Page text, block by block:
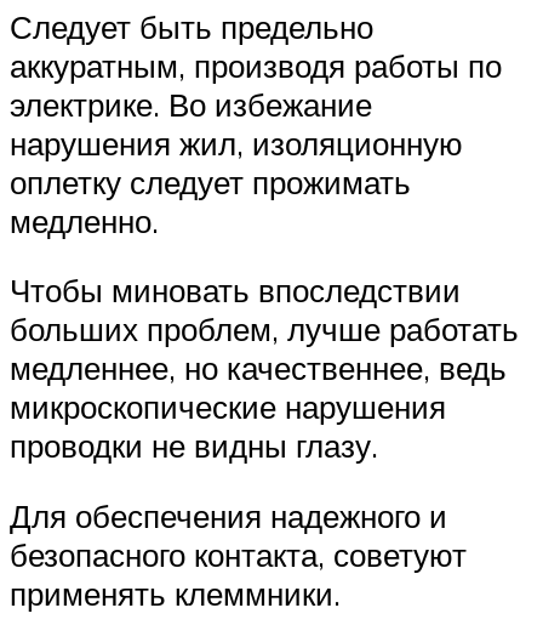
Следует быть предельно
аккуратным, производя работы по
электрике. Во избежание
нарушения жил, изоляционную
оплетку следует прожимать
медленно.
Чтобы миновать впоследствии
больших проблем, лучше работать
медленнее, но качественнее, ведь
микроскопические нарушения
проводки не видны глазу.
Для обеспечения надежного и
безопасного контакта, советуют
применять клеммники.